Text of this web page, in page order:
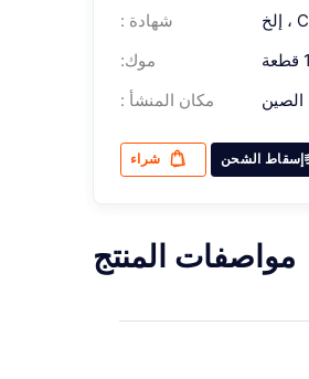
شهادة :
موك:
1 قطعة
مكان المنشأ :
الصين
إسقاط الشحن شراء
مواصفات المنتج